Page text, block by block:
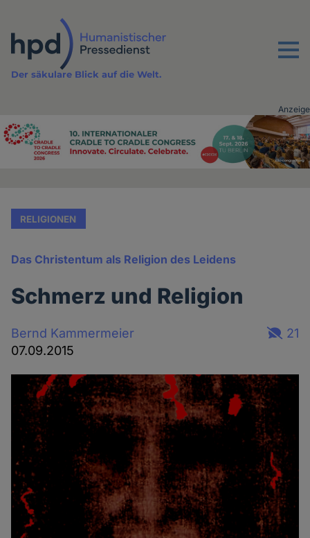
Inhalt
Menu
Der säkulare Blick auf die Welt.
Advertising
Anzeige
RELIGIONEN
Das Christentum als Religion des Leidens
Schmerz und Religion
Bernd Kammermeier
07.09.2015
21